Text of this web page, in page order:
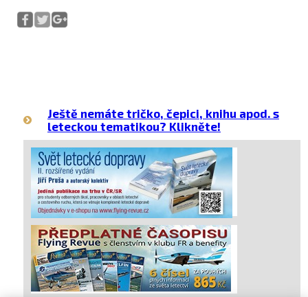
Ještě nemáte tričko, čepici, knihu apod. s
leteckou tematikou? Klikněte!